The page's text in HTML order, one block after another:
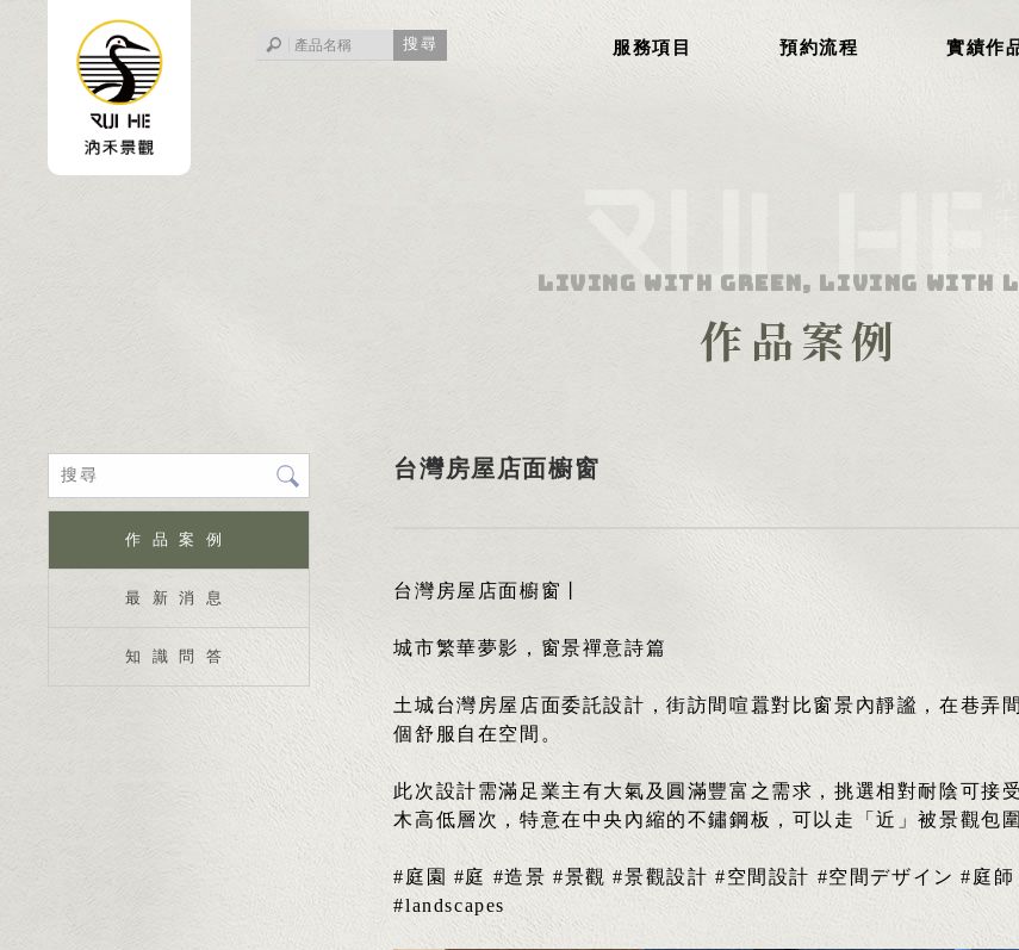
服務項目 預約流程 實績作
作品案例
作品案例
最新消息
知識問答
台灣房屋店面櫥窗
台灣房屋店面櫥窗丨
城市繁華夢影，窗景禪意詩篇
土城台灣房屋店面委託設計，街訪間喧囂對比窗景內靜謐，在巷弄
個舒服自在空間。
此次設計需滿足業主有大氣及圓滿豐富之需求，挑選相對耐陰可接
木高低層次，特意在中央內縮的不鏽鋼板，可以走「近」被景觀包
#庭園 #庭 #造景 #景觀 #景觀設計 #空間設計 #空間デザイン #庭
#landscapes